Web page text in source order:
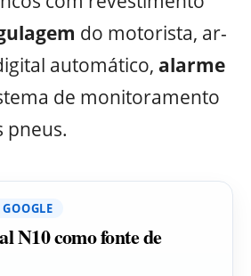
do motorista, ar-
automático, alarme
de monitoramento
pneus.
N10 como fonte de